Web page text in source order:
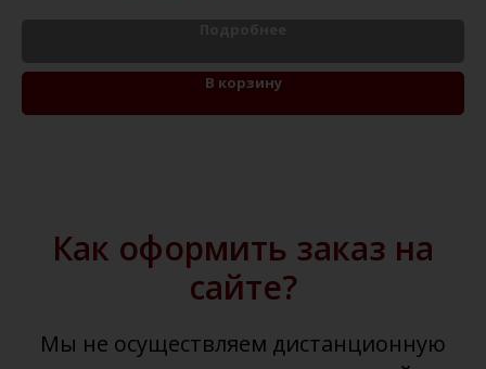
В корзину
Как оформить заказ на
сайте?
Мы не осуществляем дистанционную